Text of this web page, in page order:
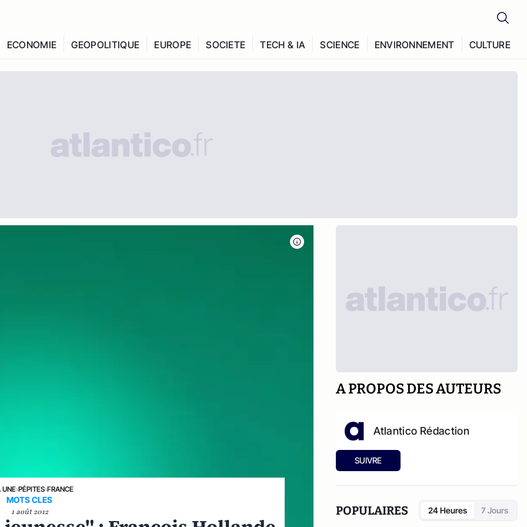
ECONOMIE GEOPOLITIQUE EUROPE SOCIETE TECH & IA SCIENCE ENVIRONNEMENT CULTURE
UNE›PÉPITES›FRANCE
MOTS CLES
1 août 2012
A PROPOS DES AUTEURS
Atlantico Rédaction
SUIVRE
POPULAIRES 24 Heures 7 Jours